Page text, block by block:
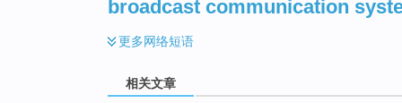
broadcast communication
更多网络短语
相关文章